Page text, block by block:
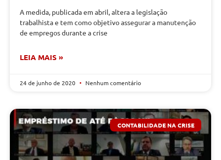
A medida, publicada em abril, altera a legislação
trabalhista e tem como objetivo assegurar a manutenção
de empregos durante a crise
LEIA MAIS »
24 de junho de 2020 Nenhum comentário
CONTABILIDADE NA CRISE